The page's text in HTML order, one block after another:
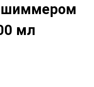
шиммером
мл